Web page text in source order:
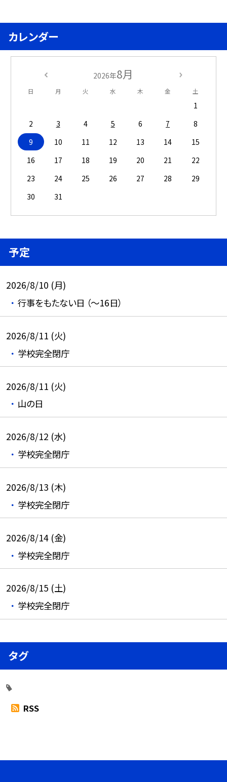
カレンダー
2026年8月
日 月 火 水 木 金 土
1
2
3 4 5 6 7
8
9
10 11 12 13 14
15
16
17 18 19 20 21
22
23
24 25 26 27 28
29
30
31
予定
2026/8/10 (月)
行事をもたない日 （～16日）
2026/8/11 (火)
学校完全閉庁
2026/8/11 (火)
山の日
2026/8/12 (水)
学校完全閉庁
2026/8/13 (木)
学校完全閉庁
2026/8/14 (金)
学校完全閉庁
2026/8/15 (土)
学校完全閉庁
タグ
RSS